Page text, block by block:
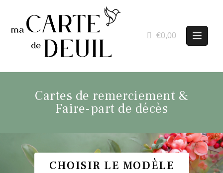
€0,00
Cartes de remerciement &
Faire-part de décès
CHOISIR LE MODÈLE